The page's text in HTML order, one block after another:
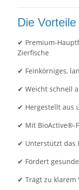
Die
✔ Premium-
Zierfische
✔ Feinkörniges,
✔ Weicht schnell
✔ Hergestellt aus
✔ Mit BioActive®-
✔ Unterstützt das
✔ Fördert
✔ Trägt zu klarem